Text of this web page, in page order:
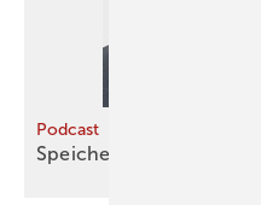
Podcast
Speicher und Sanierung